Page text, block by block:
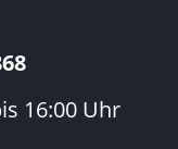
16:00 Uhr